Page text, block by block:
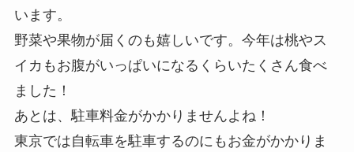
います。
野菜や果物が届くのも嬉しいです。今年は桃やス
イカもお腹がいっぱいになるくらいたくさん食べ
ました！
あとは、駐車料金がかかりませんよね！
東京では自転車を駐車するのにもお金がかかりま